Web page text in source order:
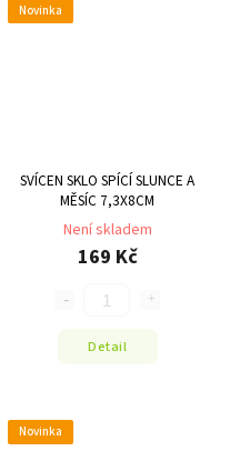
Novinka
SVÍCEN SKLO SPÍCÍ SLUNCE A
MĚSÍC 7,3X8CM
Není skladem
169 Kč
Detail
Novinka